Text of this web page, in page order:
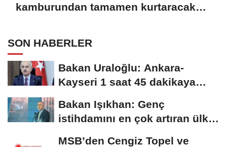
kamburundan tamamen kurtaracak
SON HABERLER
Bakan Uraloğlu: Ankara-
Kayseri 1 saat 45 dakikaya
Bakan Işıkhan: Genç
istihdamını en çok artıran ülke
MSB’den Cengiz Topel ve